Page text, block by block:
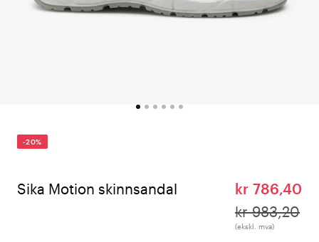
-20%
Sika Motion skinnsandal
kr 786,40
kr 983,20
(ekskl. mva)